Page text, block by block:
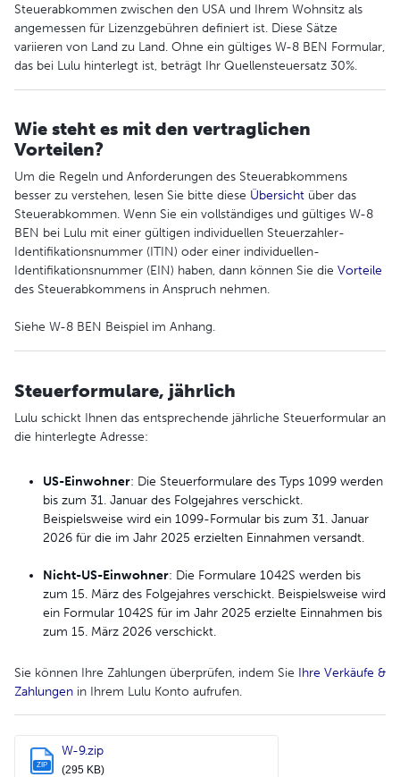
Steuerabkommen zwischen den USA und Ihrem Wohnsitz als
angemessen für Lizenzgebühren definiert ist. Diese Sätze
variieren von Land zu Land. Ohne ein gültiges W-8 BEN Formular,
das bei Lulu hinterlegt ist, beträgt Ihr Quellensteuersatz 30%.
Wie steht es mit den vertraglichen
Vorteilen?
Um die Regeln und Anforderungen des Steuerabkommens
besser zu verstehen, lesen Sie bitte diese Übersicht über das
Steuerabkommen. Wenn Sie ein vollständiges und gültiges W-8
BEN bei Lulu mit einer gültigen individuellen Steuerzahler-
Identifikationsnummer (ITIN) oder einer individuellen-
Identifikationsnummer (EIN) haben, dann können Sie die Vorteile
des Steuerabkommens in Anspruch nehmen.
Siehe W-8 BEN Beispiel im Anhang.
Steuerformulare, jährlich
Lulu schickt Ihnen das entsprechende jährliche Steuerformular an
die hinterlegte Adresse:
US-Einwohner: Die Steuerformulare des Typs 1099 werden
bis zum 31. Januar des Folgejahres verschickt.
Beispielsweise wird ein 1099-Formular bis zum 31. Januar
2026 für die im Jahr 2025 erzielten Einnahmen versandt.
Nicht-US-Einwohner: Die Formulare 1042S werden bis
zum 15. März des Folgejahres verschickt. Beispielsweise wird
ein Formular 1042S für im Jahr 2025 erzielte Einnahmen bis
zum 15. März 2026 verschickt.
Sie können Ihre Zahlungen überprüfen, indem Sie Ihre Verkäufe &
Zahlungen in Ihrem Lulu Konto aufrufen.
ZIP
W-9.zip
(295 KB)